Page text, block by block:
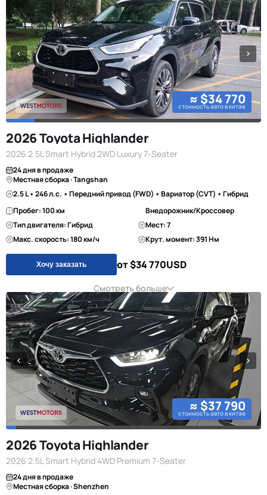
≈ $34 770
стоимость авто в китае
2026 Toyota Highlander
2026 2.5L Smart Hybrid 2WD Luxury 7-Seater
24 дня в продаже
Местная сборка · Tangshan
2.5 L • 246 л.с. • Передний привод (FWD) • Вариатор (CVT) • Гибрид
Пробег: 100 км
Внедорожник/Кроссовер
Тип двигателя: Гибрид
Мест: 7
Макс. скорость: 180 км/ч
Крут. момент: 391 Нм
Хочу заказать от $34 770USD
Смотреть больше
≈ $37 790
стоимость авто в китае
2026 Toyota Highlander
2026 2.5L Smart Hybrid 4WD Premium 7-Seater
24 дня в продаже
Местная сборка · Shenzhen